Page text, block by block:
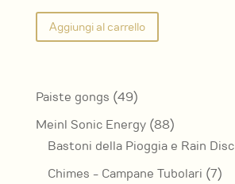
prezzo
originale
era:
prezzo
attuale
è:
Aggiungi al carrello
Paiste gongs 4949
prodotti
Meinl Sonic Energy 8888
prodotti
Bastoni della Pioggia e Rain Disc
Chimes - Campane Tubolari 77